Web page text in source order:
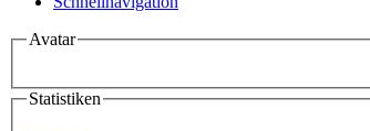
Avatar
Statistiken